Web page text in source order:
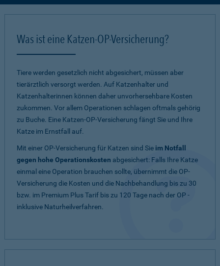
Was ist eine Katzen-OP-Versicherung?
Tiere werden gesetzlich nicht abgesichert, müssen aber
tierärztlich versorgt werden. Auf Katzenhalter und
Katzenhalterinnen können daher unvorhersehbare Kosten
zukommen. Vor allem Operationen schlagen oftmals gehörig
zu Buche. Eine Katzen-OP-Versicherung fängt Sie und Ihre
Katze im Ernstfall auf.
Mit einer OP-Versicherung für Katzen sind Sie im Notfall
gegen hohe Operationskosten abgesichert: Falls Ihre Katze
einmal eine Operation brauchen sollte, übernimmt die OP-
Versicherung die Kosten und die Nachbehandlung bis zu 30
bzw. im Premium Plus Tarif bis zu 120 Tage nach der OP -
inklusive Naturheilverfahren.